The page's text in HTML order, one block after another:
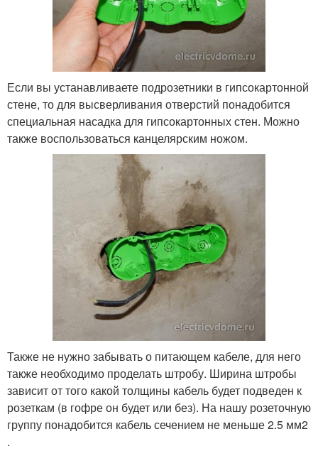
Если вы устанавливаете подрозетники в гипсокартонной
стене, то для высверливания отверстий понадобится
специальная насадка для гипсокартонных стен. Можно
также воспользоваться канцелярским ножом.
Также не нужно забывать о питающем кабеле, для него
также необходимо проделать штробу. Ширина штробы
зависит от того какой толщины кабель будет подведен к
розеткам (в гофре он будет или без). На нашу розеточную
группу понадобится кабель сечением не меньше 2.5 мм2
.